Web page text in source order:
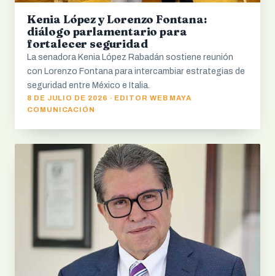
Kenia López y Lorenzo Fontana:
diálogo parlamentario para
fortalecer seguridad
La senadora Kenia López Rabadán sostiene reunión
con Lorenzo Fontana para intercambiar estrategias de
seguridad entre México e Italia.
8 DE JULIO DE 2026 · EDITOR WEB MAYA
COMUNICACIÓN